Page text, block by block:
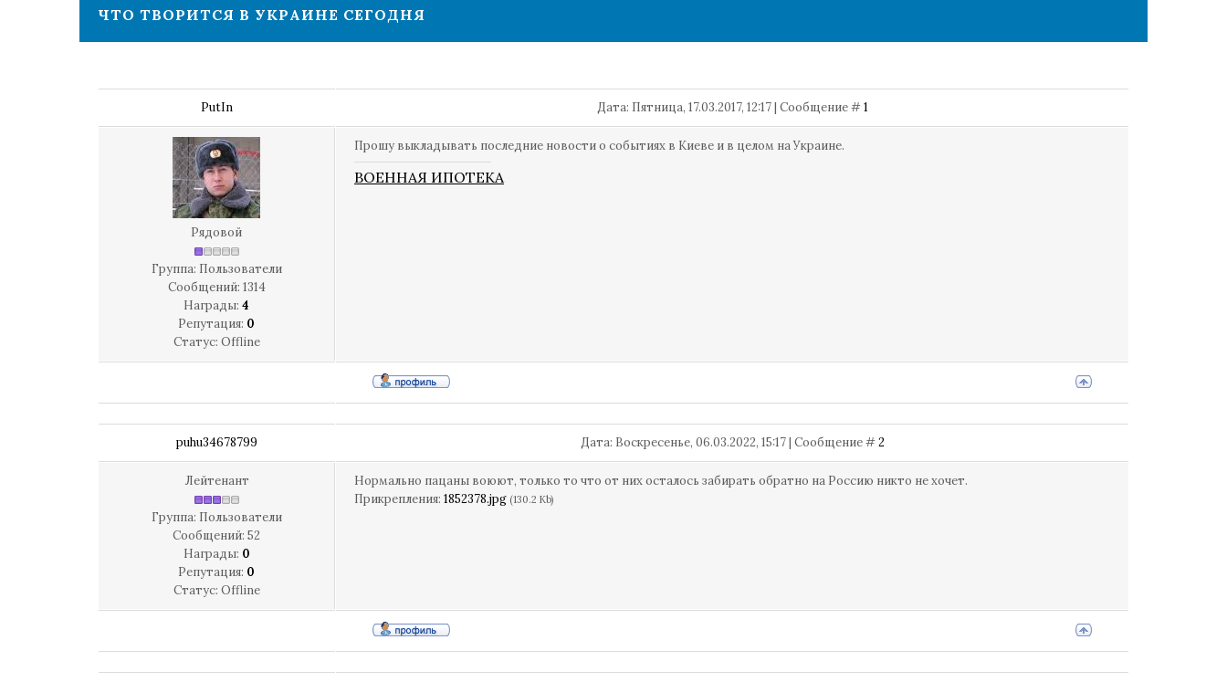
ЧТО ТВОРИТСЯ В УКРАИНЕ СЕГОДНЯ
PutIn Дата: Пятница, 17.03.2017, 12:17 | Сообщение #1
Рядовой
Группа: Пользователи
Сообщений: 1314
Награды: 4
Репутация: 0
Статус: Offline
Прошу выкладывать последние новости о событиях в Киеве и в целом на Украине.
ВОЕННАЯ ИПОТЕКА
puhu34678799 Дата: Воскресенье, 06.03.2022, 15:17 | Сообщение #2
Лейтенант
Группа: Пользователи
Сообщений: 52
Награды: 0
Репутация: 0
Статус: Offline
Нормально пацаны воюют, только то что от них осталось забирать обратно на Россию никто не хочет.
Прикрепления: 1852378.jpg (130.2 Kb)